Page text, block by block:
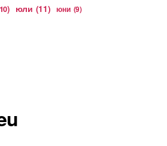
юли (11) юни (9)